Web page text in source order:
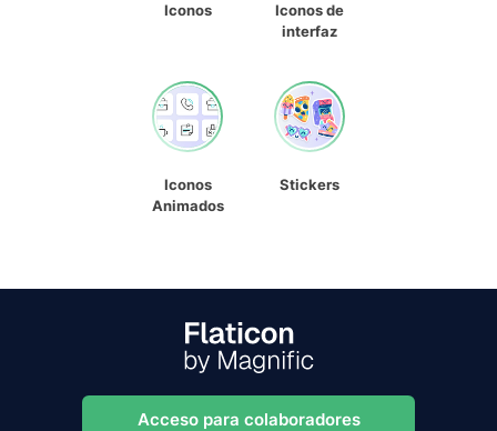
Iconos
Iconos de
interfaz
Iconos
Animados
Stickers
Acceso para colaboradores